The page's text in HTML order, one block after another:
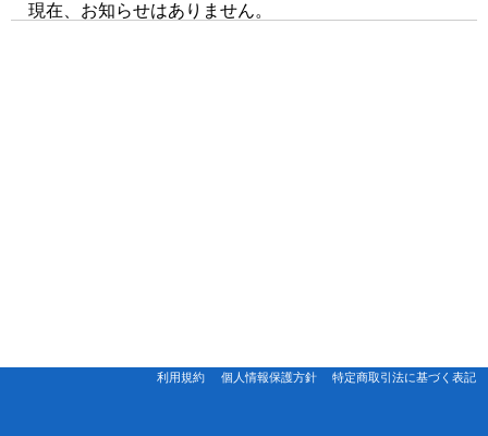
現在、お知らせはありません。
利用規約 個人情報保護方針 特定商取引法に基づく表記